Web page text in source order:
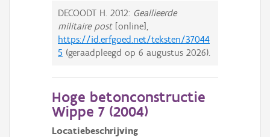
DECOODT H. 2012: Geallieerde
militaire post[online],
https://id.erfgoed.net/teksten/37044
5 (geraadpleegd op 6 augustus 2026).
Hoge betonconstructie
Wippe 7 (2004)
Locatiebeschrijving